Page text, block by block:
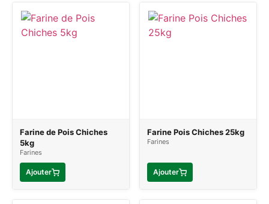
Farine de Pois Chiches
5kg
Farines
Ajouter
Farine Pois Chiches 25kg
Farines
Ajouter